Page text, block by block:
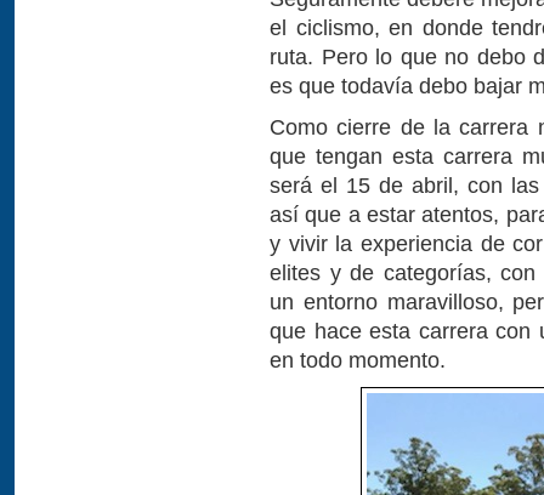
el ciclismo, en donde
ruta. Pero lo que no debo
es que todavía debo bajar
Como cierre de la carrera
que tengan esta carrera
será el 15 de abril, con
así que a estar atentos,
y vivir la experiencia de
elites y de categorías,
un entorno maravilloso,
que hace esta carrera con
en todo momento.